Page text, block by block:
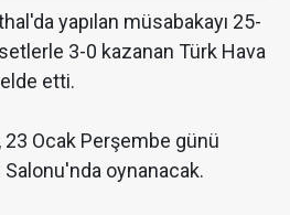
yapılan müsabakayı 25-
3-0 kazanan Türk Hava
etti.
23 Ocak Perşembe günü
oynanacak.